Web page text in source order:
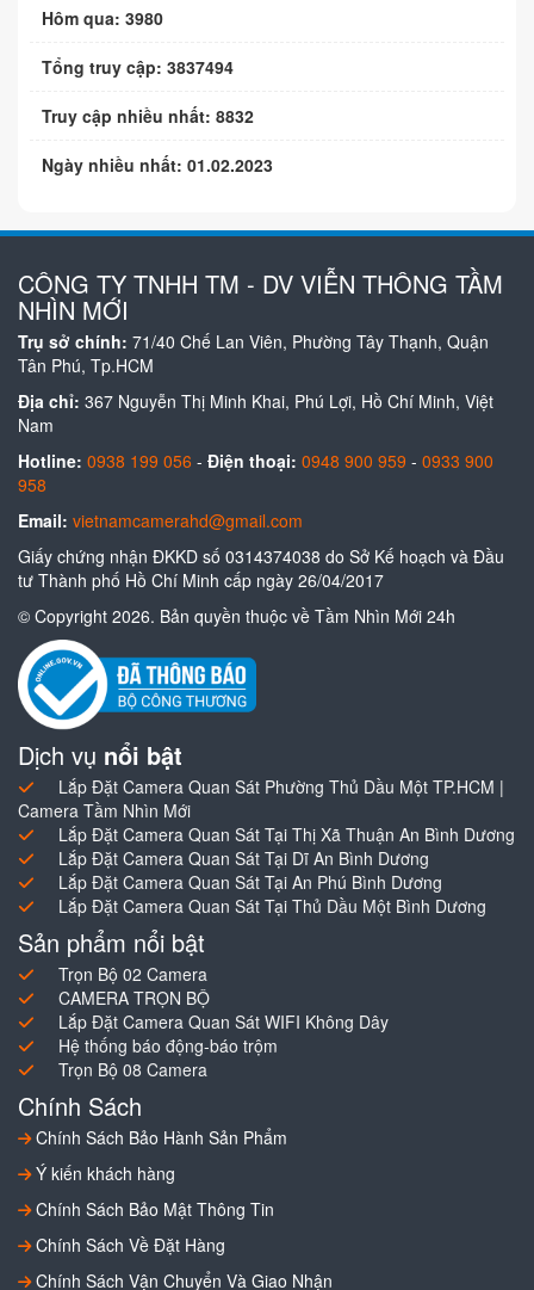
Hôm qua: 3980
Tổng truy cập: 3837494
Truy cập nhiều nhất: 8832
Ngày nhiều nhất: 01.02.2023
CÔNG TY TNHH TM - DV VIỄN THÔNG TẦM
NHÌN MỚI
Trụ sở chính: 71/40 Chế Lan Viên, Phường Tây Thạnh, Quận
Tân Phú, Tp.HCM
Địa chỉ: 367 Nguyễn Thị Minh Khai, Phú Lợi, Hồ Chí Minh, Việt
Nam
Hotline: 0938 199 056 - Điện thoại: 0948 900 959 - 0933 900
958
Email: vietnamcamerahd@gmail.com
Giấy chứng nhận ĐKKD số 0314374038 do Sở Kế hoạch và Đầu
tư Thành phố Hồ Chí Minh cấp ngày 26/04/2017
© Copyright 2026. Bản quyền thuộc về Tầm Nhìn Mới 24h
Dịch vụ nổi bật
Lắp Đặt Camera Quan Sát Phường Thủ Dầu Một TP.HCM |
Camera Tầm Nhìn Mới
Lắp Đặt Camera Quan Sát Tại Thị Xã Thuận An Bình Dương
Lắp Đặt Camera Quan Sát Tại Dĩ An Bình Dương
Lắp Đặt Camera Quan Sát Tại An Phú Bình Dương
Lắp Đặt Camera Quan Sát Tại Thủ Dầu Một Bình Dương
Sản phẩm nổi bật
Trọn Bộ 02 Camera
CAMERA TRỌN BỘ
Lắp Đặt Camera Quan Sát WIFI Không Dây
Hệ thống báo động-báo trộm
Trọn Bộ 08 Camera
Chính Sách
Chính Sách Bảo Hành Sản Phẩm
Ý kiến khách hàng
Chính Sách Bảo Mật Thông Tin
Chính Sách Về Đặt Hàng
Chính Sách Vận Chuyển Và Giao Nhận